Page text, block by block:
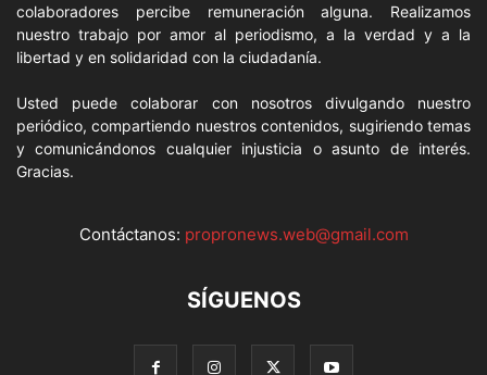
colaboradores percibe remuneración alguna. Realizamos
nuestro trabajo por amor al periodismo, a la verdad y a la
libertad y en solidaridad con la ciudadanía.
Usted puede colaborar con nosotros divulgando nuestro
periódico, compartiendo nuestros contenidos, sugiriendo temas
y comunicándonos cualquier injusticia o asunto de interés.
Gracias.
Contáctanos: propronews.web@gmail.com
SÍGUENOS